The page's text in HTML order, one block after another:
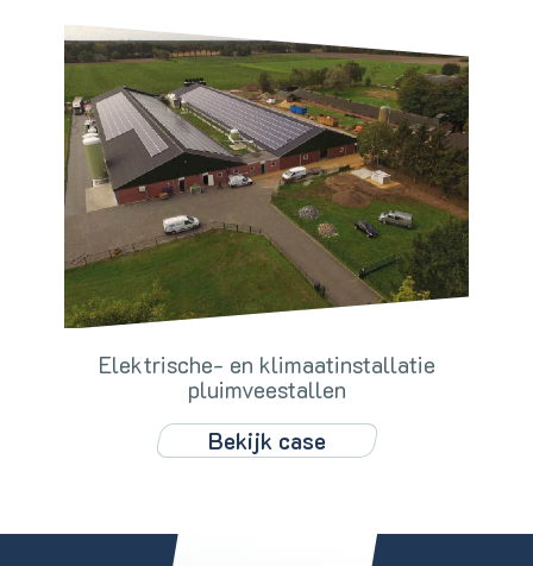
Elektrische- en klimaatinstallatie
pluimveestallen
Bekijk case